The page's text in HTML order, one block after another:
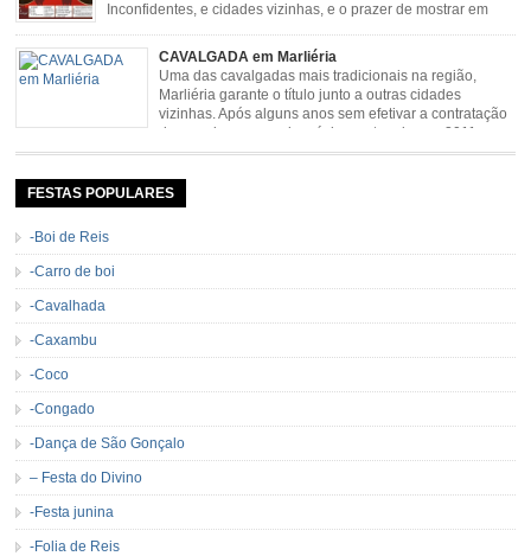
Inconfidentes, e cidades vizinhas, e o prazer de mostrar em
resgata cultura e saúde além de contar com apresentações musicais. Local:
Distrito de Padre Viegas, Antigo Campo de […]
CAVALGADA em Marliéria
Uma das cavalgadas mais tradicionais na região,
Marliéria garante o título junto a outras cidades
vizinhas. Após alguns anos sem efetivar a contratação
de grandes nomes da música sertaneja, em 2011 a
Cavalgada de Marliéria voltou, e não deixou dúvidas de que sua tradição
de […]
FESTAS POPULARES
-Boi de Reis
-Carro de boi
-Cavalhada
-Caxambu
-Coco
-Congado
-Dança de São Gonçalo
– Festa do Divino
-Festa junina
-Folia de Reis